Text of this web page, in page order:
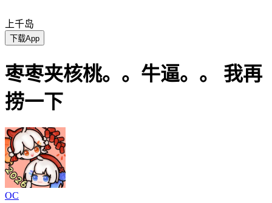
上千岛
下载App
枣枣夹核桃。。牛逼。。 我再
捞一下
OC